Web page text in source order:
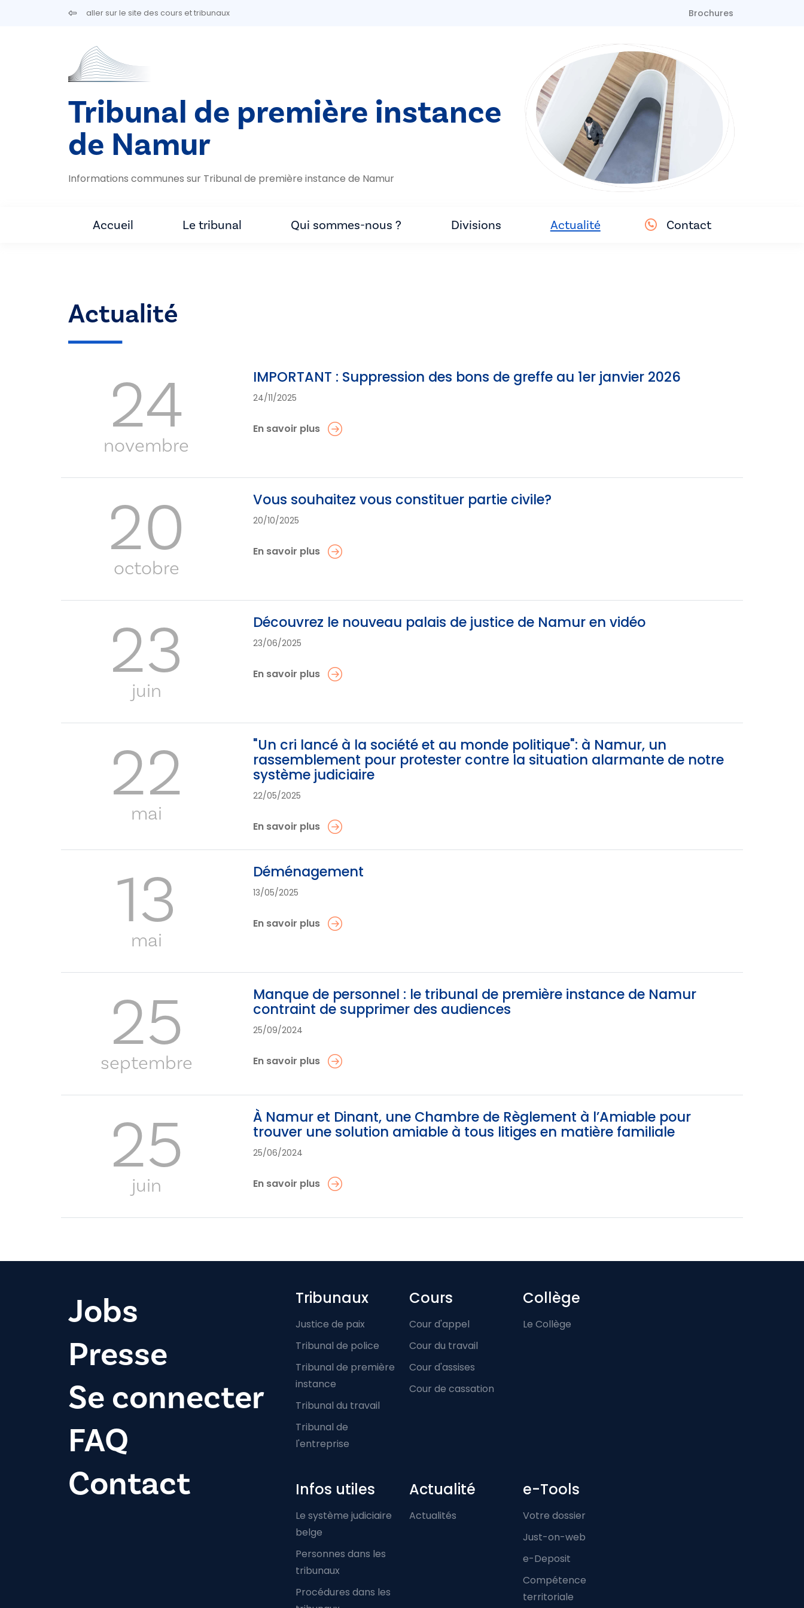
Aller au contenu principalaller sur le site des cours et tribunaux Brochures
Tribunal de première instance
de Namur
Informations communes sur Tribunal de première instance de Namur
Accueil Le tribunal Qui sommes-nous ? Divisions Actualité Contact
Actualité
24
novembre
IMPORTANT : Suppression des bons de greffe au 1er janvier 2026
24/11/2025
En savoir plus
20
octobre
Vous souhaitez vous constituer partie civile?
20/10/2025
En savoir plus
23
juin
Découvrez le nouveau palais de justice de Namur en vidéo
23/06/2025
En savoir plus
22
mai
"Un cri lancé à la société et au monde politique": à Namur, un
rassemblement pour protester contre la situation alarmante de notre
système judiciaire
22/05/2025
En savoir plus
13
mai
Déménagement
13/05/2025
En savoir plus
25
septembre
Manque de personnel : le tribunal de première instance de Namur
contraint de supprimer des audiences
25/09/2024
En savoir plus
25
juin
À Namur et Dinant, une Chambre de Règlement à l’Amiable pour
trouver une solution amiable à tous litiges en matière familiale
25/06/2024
En savoir plus
Jobs
Presse
Se connecter
FAQ
Contact
Footer-menu
Tribunaux
Justice de paix
Tribunal de police
Tribunal de première
instance
Tribunal du travail
Tribunal de
l'entreprise
Cours
Cour d'appel
Cour du travail
Cour d'assises
Cour de cassation
Collège
Le Collège
Infos utiles
Le système judiciaire
belge
Personnes dans les
tribunaux
Procédures dans les
Actualité
Actualités
e-Tools
Votre dossier
Just-on-web
e-Deposit
Compétence
territoriale